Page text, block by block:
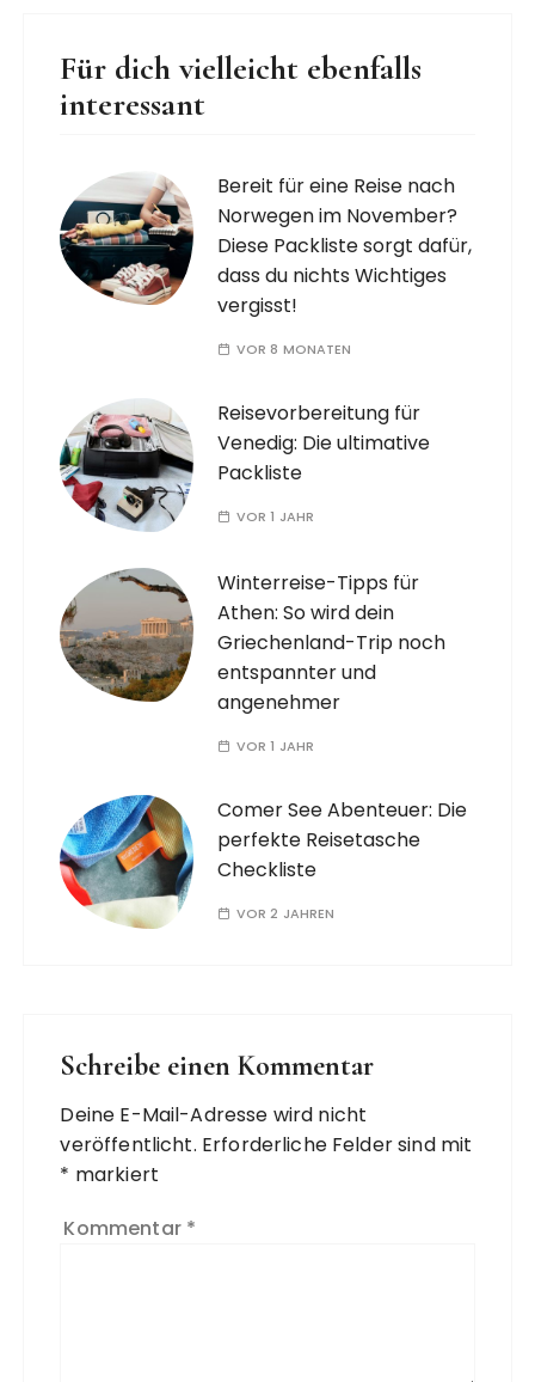
Für dich vielleicht ebenfalls
interessant
Bereit für eine Reise nach
Norwegen im November?
Diese Packliste sorgt dafür,
dass du nichts Wichtiges
vergisst!
VOR 8 MONATEN
Reisevorbereitung für
Venedig: Die ultimative
Packliste
VOR 1 JAHR
Winterreise-Tipps für
Athen: So wird dein
Griechenland-Trip noch
entspannter und
angenehmer
VOR 1 JAHR
Comer See Abenteuer: Die
perfekte Reisetasche
Checkliste
VOR 2 JAHREN
Schreibe einen Kommentar
Deine E-Mail-Adresse wird nicht
veröffentlicht. Erforderliche Felder sind mit
* markiert
Kommentar *